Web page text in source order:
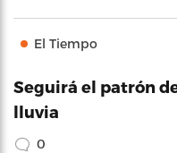
El Tiempo
Seguirá el patrón
lluvia
0